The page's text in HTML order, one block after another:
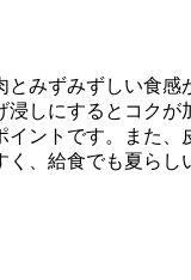
みずみずしい食
しにするとコク
ントです。また
、給食でも夏ら